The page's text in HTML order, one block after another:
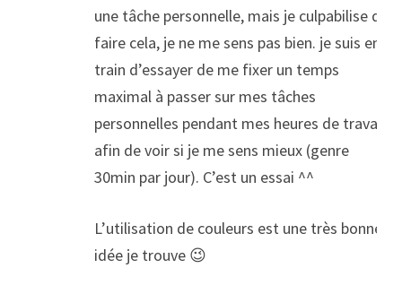
une tâche personnelle, mais je culpabilise de
faire cela, je ne me sens pas bien. je suis en
train d’essayer de me fixer un temps
maximal à passer sur mes tâches
personnelles pendant mes heures de travail
afin de voir si je me sens mieux (genre
30min par jour). C’est un essai ^^
L’utilisation de couleurs est une très bonne
idée je trouve 😉